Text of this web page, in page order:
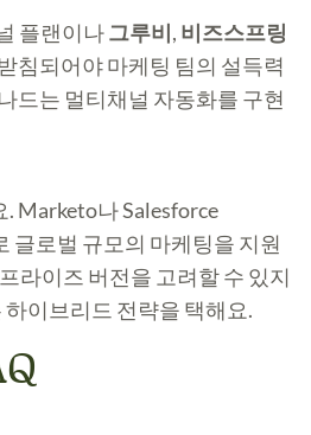
플랜이나그루비, 비즈스프링
침되어야 마케팅 팀의 설득력
드는 멀티채널 자동화를 구현
Marketo나 Salesforce
글로벌 규모의 마케팅을 지원
라이즈 버전을 고려할 수 있지
이브리드 전략을 택해요.